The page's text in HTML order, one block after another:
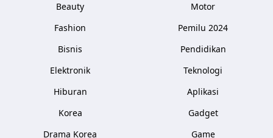
Beauty
Fashion
Bisnis
Elektronik
Hiburan
Korea
Drama Korea
Motor
Pemilu 2024
Pendidikan
Teknologi
Aplikasi
Gadget
Game